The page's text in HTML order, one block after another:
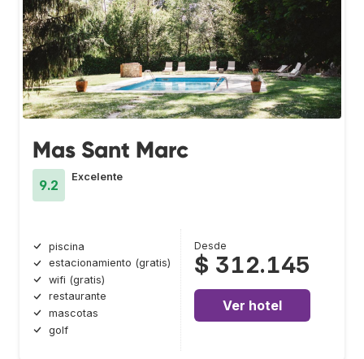
Mas Sant Marc
9.2
Excelente
piscina
estacionamiento (gratis)
wifi (gratis)
restaurante
mascotas
golf
Desde
$ 312.145
Ver hotel